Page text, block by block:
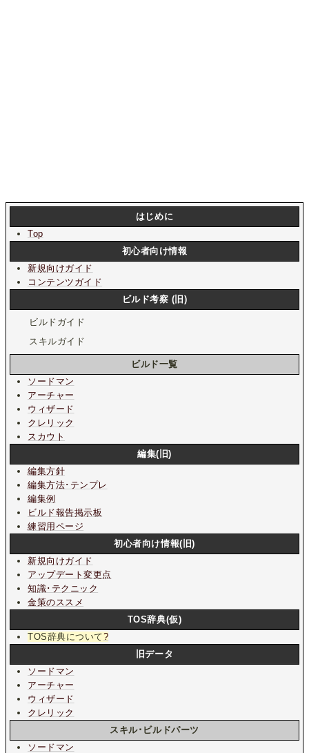
はじめに
Top
初心者向け情報
新規向けガイド
コンテンツガイド
ビルド考察 (旧)
ビルドガイド
スキルガイド
ビルド一覧
ソードマン
アーチャー
ウィザード
クレリック
スカウト
編集(旧)
編集方針
編集方法･テンプレ
編集例
ビルド報告掲示板
練習用ページ
初心者向け情報(旧)
新規向けガイド
アップデート変更点
知識･テクニック
金策のススメ
TOS辞典(仮)
TOS辞典について?
旧データ
ソードマン
アーチャー
ウィザード
クレリック
スキル･ビルドパーツ
ソードマン